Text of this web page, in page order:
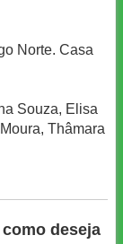
Norte. Casa
Souza, Elisa
Thâmara
deseja